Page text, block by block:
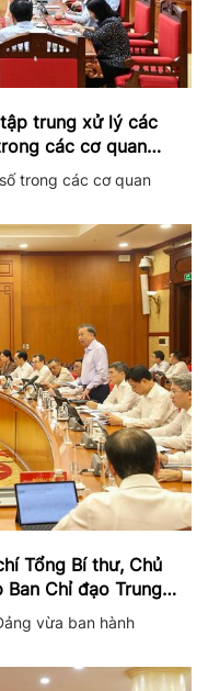
trung xử lý các
các cơ quan
trong các cơ quan
Tổng Bí thư, Chủ
Chỉ đạo Trung
vừa ban hành